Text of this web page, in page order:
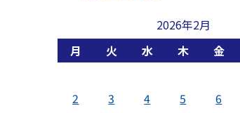
2026年2月
月
火 水 木 金
2
3 4 5 6